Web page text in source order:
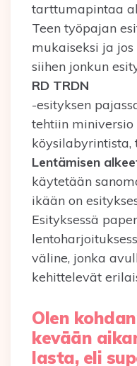
tarttumapintaa
Teen työpajan
mukaiseksi ja
siihen jonkun
RD TRDN
-esityksen
tehtiin miniversio
köysilabyrintista,
Lentämisen
käytetään
ikään on
Esityksessä
väline, jonka
kehittelevät
Olen
kevään
lasta, eli